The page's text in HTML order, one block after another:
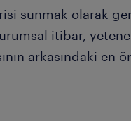
sunmak olarak
itibar,
arkasındaki